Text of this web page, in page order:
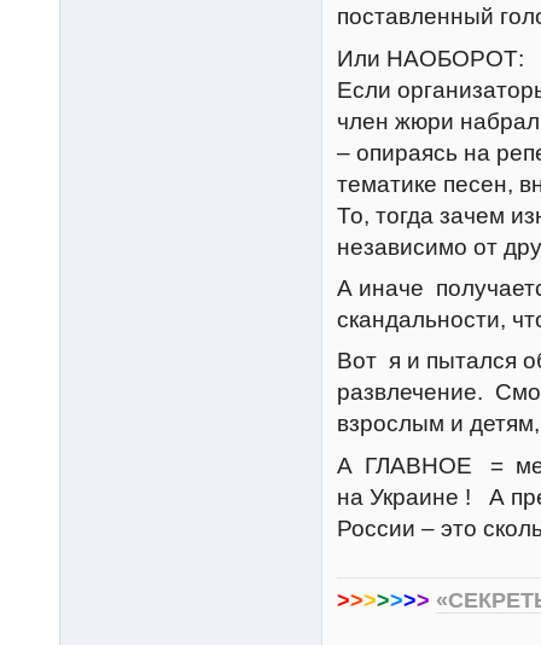
поставленный
Или НАОБОРОТ:
Если
член жюри набрал
– опираясь на
тематике песен,
То, тогда зачем
независимо от
А иначе
скандальности,
Вот я и пытался
развлечение.
взрослым и
А ГЛАВНОЕ =
на Украине ! А
России – это
>>>>>>>